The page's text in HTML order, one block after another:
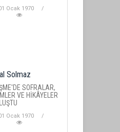
Ocak 1970
Solmaz
SOFRALAR,
VE HİKÂYELER
Ocak 1970